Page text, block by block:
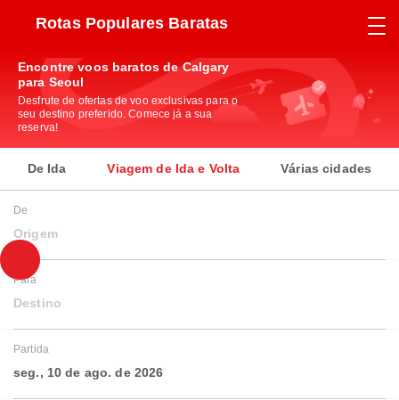
Rotas Populares Baratas
Encontre voos baratos de Calgary
para Seoul
Desfrute de ofertas de voo exclusivas para o
seu destino preferido. Comece já a sua
reserva!
De Ida Viagem de Ida e Volta Várias cidades
De
Origem
Para
Destino
Partida
seg., 10 de ago. de 2026